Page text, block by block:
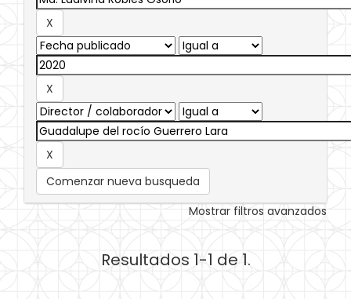
Comenzar nueva busqueda
Mostrar filtros avanzados
Resultados 1-1 de 1.